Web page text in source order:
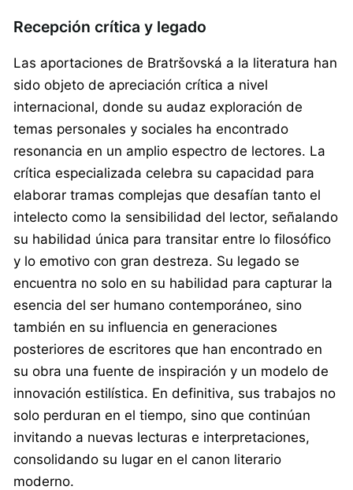
Recepción crítica y legado
Las aportaciones de Bratršovská a la literatura han
sido objeto de apreciación crítica a nivel
internacional, donde su audaz exploración de
temas personales y sociales ha encontrado
resonancia en un amplio espectro de lectores. La
crítica especializada celebra su capacidad para
elaborar tramas complejas que desafían tanto el
intelecto como la sensibilidad del lector, señalando
su habilidad única para transitar entre lo filosófico
y lo emotivo con gran destreza. Su legado se
encuentra no solo en su habilidad para capturar la
esencia del ser humano contemporáneo, sino
también en su influencia en generaciones
posteriores de escritores que han encontrado en
su obra una fuente de inspiración y un modelo de
innovación estilística. En definitiva, sus trabajos no
solo perduran en el tiempo, sino que continúan
invitando a nuevas lecturas e interpretaciones,
consolidando su lugar en el canon literario
moderno.